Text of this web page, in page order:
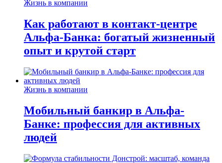
Жизнь в компании
Как работают в контакт-центре
Альфа-Банка: богатый жизненный
опыт и крутой старт
Жизнь в компании
Мобильный банкир в Альфа-
Банке: профессия для активных
людей